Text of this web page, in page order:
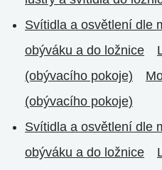
Svítidla a osvětlení dle
obýváku a do ložnice
(obývacího pokoje)
(obývacího pokoje)
Svítidla a osvětlení dle
obýváku a do ložnice